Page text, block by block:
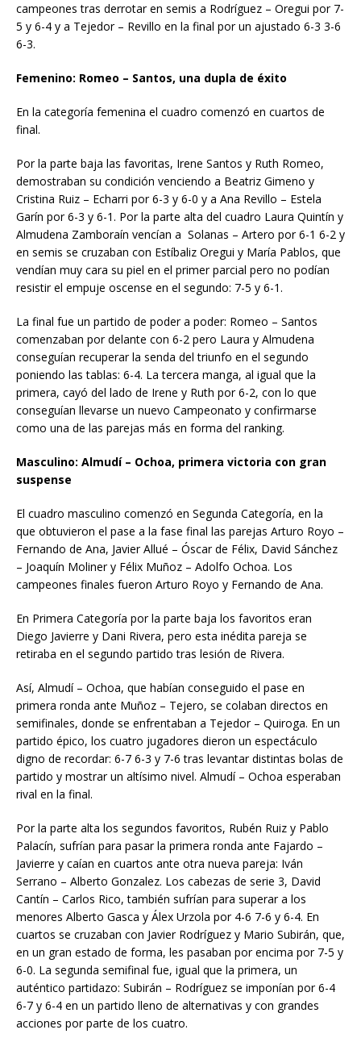
campeones tras derrotar en semis a Rodríguez – Oregui por 7-
5 y 6-4 y a Tejedor – Revillo en la final por un ajustado 6-3 3-6
6-3.
Femenino: Romeo – Santos, una dupla de éxito
En la categoría femenina el cuadro comenzó en cuartos de
final.
Por la parte baja las favoritas, Irene Santos y Ruth Romeo,
demostraban su condición venciendo a Beatriz Gimeno y
Cristina Ruiz – Echarri por 6-3 y 6-0 y a Ana Revillo – Estela
Garín por 6-3 y 6-1. Por la parte alta del cuadro Laura Quintín y
Almudena Zamboraín vencían a Solanas – Artero por 6-1 6-2 y
en semis se cruzaban con Estíbaliz Oregui y María Pablos, que
vendían muy cara su piel en el primer parcial pero no podían
resistir el empuje oscense en el segundo: 7-5 y 6-1.
La final fue un partido de poder a poder: Romeo – Santos
comenzaban por delante con 6-2 pero Laura y Almudena
conseguían recuperar la senda del triunfo en el segundo
poniendo las tablas: 6-4. La tercera manga, al igual que la
primera, cayó del lado de Irene y Ruth por 6-2, con lo que
conseguían llevarse un nuevo Campeonato y confirmarse
como una de las parejas más en forma del ranking.
Masculino: Almudí – Ochoa, primera victoria con gran
suspense
El cuadro masculino comenzó en Segunda Categoría, en la
que obtuvieron el pase a la fase final las parejas Arturo Royo –
Fernando de Ana, Javier Allué – Óscar de Félix, David Sánchez
– Joaquín Moliner y Félix Muñoz – Adolfo Ochoa. Los
campeones finales fueron Arturo Royo y Fernando de Ana.
En Primera Categoría por la parte baja los favoritos eran
Diego Javierre y Dani Rivera, pero esta inédita pareja se
retiraba en el segundo partido tras lesión de Rivera.
Así, Almudí – Ochoa, que habían conseguido el pase en
primera ronda ante Muñoz – Tejero, se colaban directos en
semifinales, donde se enfrentaban a Tejedor – Quiroga. En un
partido épico, los cuatro jugadores dieron un espectáculo
digno de recordar: 6-7 6-3 y 7-6 tras levantar distintas bolas de
partido y mostrar un altísimo nivel. Almudí – Ochoa esperaban
rival en la final.
Por la parte alta los segundos favoritos, Rubén Ruiz y Pablo
Palacín, sufrían para pasar la primera ronda ante Fajardo –
Javierre y caían en cuartos ante otra nueva pareja: Iván
Serrano – Alberto Gonzalez. Los cabezas de serie 3, David
Cantín – Carlos Rico, también sufrían para superar a los
menores Alberto Gasca y Álex Urzola por 4-6 7-6 y 6-4. En
cuartos se cruzaban con Javier Rodríguez y Mario Subirán, que,
en un gran estado de forma, les pasaban por encima por 7-5 y
6-0. La segunda semifinal fue, igual que la primera, un
auténtico partidazo: Subirán – Rodríguez se imponían por 6-4
6-7 y 6-4 en un partido lleno de alternativas y con grandes
acciones por parte de los cuatro.